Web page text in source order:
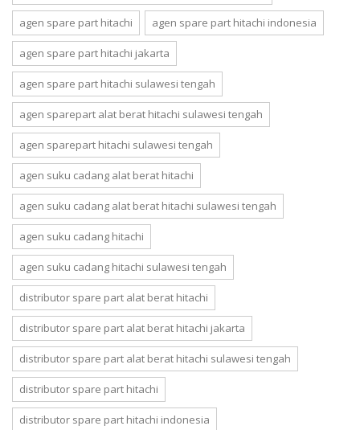
agen spare part hitachi agen spare part hitachi indonesia
agen spare part hitachi jakarta
agen spare part hitachi sulawesi tengah
agen sparepart alat berat hitachi sulawesi tengah
agen sparepart hitachi sulawesi tengah
agen suku cadang alat berat hitachi
agen suku cadang alat berat hitachi sulawesi tengah
agen suku cadang hitachi
agen suku cadang hitachi sulawesi tengah
distributor spare part alat berat hitachi
distributor spare part alat berat hitachi jakarta
distributor spare part alat berat hitachi sulawesi tengah
distributor spare part hitachi
distributor spare part hitachi indonesia